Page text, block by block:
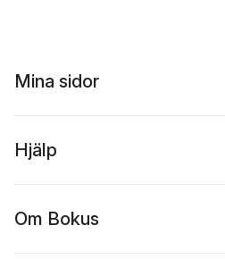
Mina sidor
Hjälp
Om Bokus